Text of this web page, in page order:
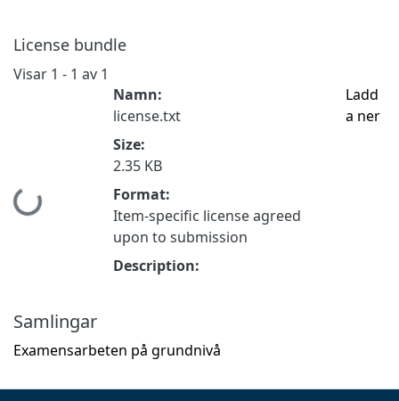
License bundle
Visar 1 - 1 av 1
Hämtar...
Namn:
license.txt
Size:
2.35 KB
Format:
Item-specific license agreed
upon to submission
Description:
Ladd
a ner
Samlingar
Examensarbeten på grundnivå